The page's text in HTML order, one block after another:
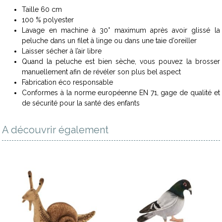
Taille 60 cm
100 % polyester
Lavage en machine à 30° maximum après avoir glissé la
peluche dans un filet à linge ou dans une taie d’oreiller
Laisser sécher à l’air libre
Quand la peluche est bien sèche, vous pouvez la brosser
manuellement afin de révéler son plus bel aspect
Fabrication éco responsable
Conformes à la norme européenne EN 71, gage de qualité et
de sécurité pour la santé des enfants
A découvrir également